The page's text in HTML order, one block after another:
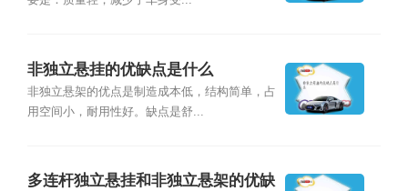
非独立悬挂的优缺点是什么
非独立悬架的优点是制造成本低，结构简单，占
用空间小，耐用性好。缺点是舒...
多连杆独立悬挂和非独立悬架的优缺